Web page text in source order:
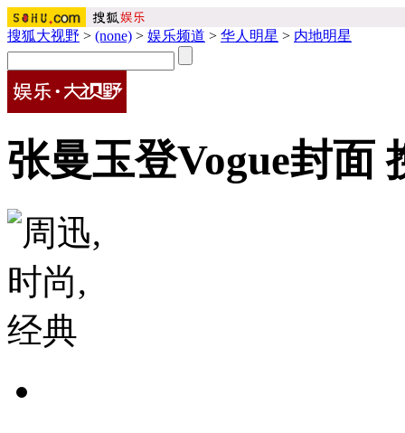
搜狐大视野 > (none) > 娱乐频道 > 华人明星 > 内地明星
张曼玉登Vogue封面